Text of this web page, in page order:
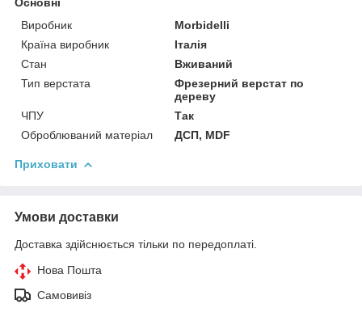
Виробник
Morbidelli
Країна виробник
Італія
Стан
Вживаний
Тип верстата
Фрезерний верстат по
дереву
ЧПУ
Так
Оброблюваний матеріал
ДСП, MDF
Приховати
Умови доставки
Доставка здійснюється тільки по передоплаті.
Нова Пошта
Самовивіз